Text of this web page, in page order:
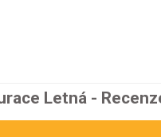
Letná -